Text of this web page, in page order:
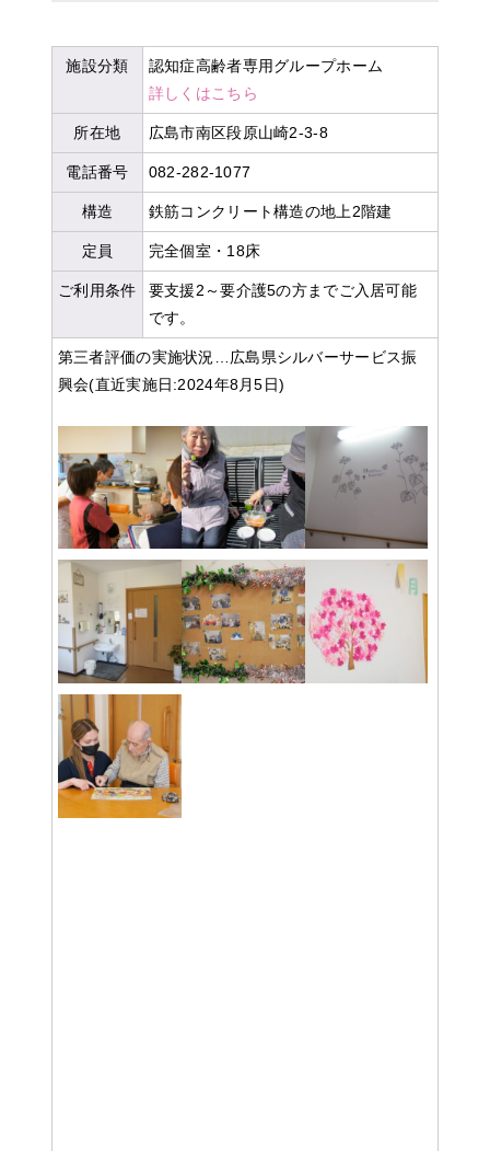
施設分類
認知症高齢者専用グループホーム
詳しくはこちら
所在地 広島市南区段原山崎2-3-8
電話番号 082-282-1077
構造 鉄筋コンクリート構造の地上2階建
定員 完全個室・18床
ご利用条件
要支援2～要介護5の方までご入居可能
です。
第三者評価の実施状況…広島県シルバーサービス振
興会(直近実施日:2024年8月5日)